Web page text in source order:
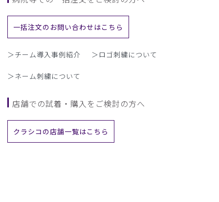
一括注文のお問い合わせはこちら
＞チーム導入事例紹介 ＞ロゴ刺繍について
＞ネーム刺繍について
店舗での試着・購入をご検討の方へ
クラシコの店舗一覧はこちら